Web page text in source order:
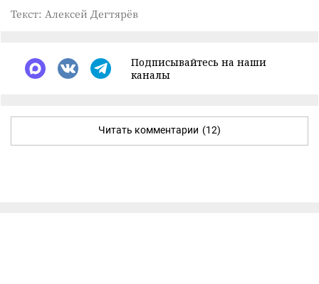
Текст: Алексей Дегтярёв
Подписывайтесь на наши
каналы
Читать комментарии (12)